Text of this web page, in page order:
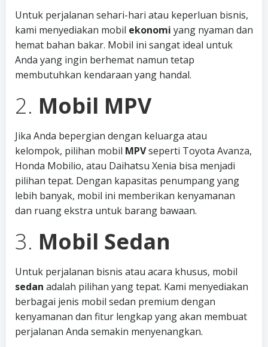
Untuk perjalanan sehari-hari atau keperluan bisnis,
kami menyediakan mobil ekonomi yang nyaman dan
hemat bahan bakar. Mobil ini sangat ideal untuk
Anda yang ingin berhemat namun tetap
membutuhkan kendaraan yang handal.
2. Mobil MPV
Jika Anda bepergian dengan keluarga atau
kelompok, pilihan mobil MPVseperti Toyota Avanza,
Honda Mobilio, atau Daihatsu Xenia bisa menjadi
pilihan tepat. Dengan kapasitas penumpang yang
lebih banyak, mobil ini memberikan kenyamanan
dan ruang ekstra untuk barang bawaan.
3. Mobil Sedan
Untuk perjalanan bisnis atau acara khusus, mobil
sedan adalah pilihan yang tepat. Kami menyediakan
berbagai jenis mobil sedan premium dengan
kenyamanan dan fitur lengkap yang akan membuat
perjalanan Anda semakin menyenangkan.